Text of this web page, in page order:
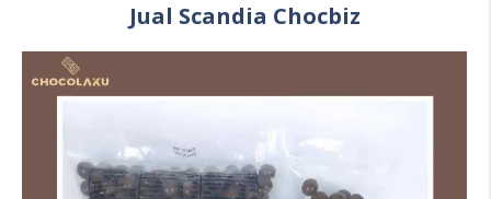
Jual Scandia Chocbiz